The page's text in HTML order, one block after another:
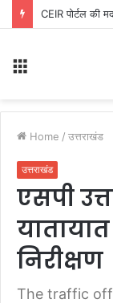
CEIR पोर्टल की
Home / उत्तराखंड
उत्तराखंड
एसपी
निरीक्षण
The traffic